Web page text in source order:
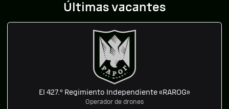
Últimas vacantes
El 427.º Regimiento Independiente «RAROG»
Operador de drones